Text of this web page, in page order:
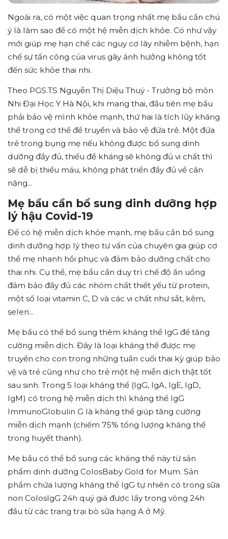
Ngoài ra, có một việc quan trọng nhất mẹ bầu cần chú
ý là làm sao để có một hệ miễn dịch khỏe. Có như vậy
mới giúp mẹ hạn chế các nguy cơ lây nhiễm bệnh, hạn
chế sự tấn công của virus gây ảnh hưởng không tốt
đến sức khỏe thai nhi.
Theo PGS.TS Nguyễn Thị Diệu Thuý - Trưởng bộ môn
Nhi Đại Học Y Hà Nội, khi mang thai, đầu tiên mẹ bầu
phải bảo vệ mình khỏe mạnh, thứ hai là tích lũy kháng
thể trong cơ thể để truyền và bảo vệ đứa trẻ. Một đứa
trẻ trong bụng mẹ nếu không được bổ sung dinh
dưỡng đầy đủ, thiếu đề kháng sẽ không đủ vi chất thì
sẽ dễ bị thiếu máu, không phát triển đầy đủ về cân
nặng...
Mẹ bầu cần bổ sung dinh dưỡng hợp
lý hậu Covid-19
Để có hệ miễn dịch khỏe mạnh, mẹ bầu cần bổ sung
dinh dưỡng hợp lý theo tư vấn của chuyên gia giúp cơ
thể mẹ nhanh hồi phục và đảm bảo dưỡng chất cho
thai nhi. Cụ thể, mẹ bầu cần duy trì chế độ ăn uống
đảm bảo đầy đủ các nhóm chất thiết yếu từ protein,
một số loại vitamin C, D và các vi chất như sắt, kẽm,
selen...
Mẹ bầu có thể bổ sung thêm kháng thể IgG để tăng
cường miễn dịch. Đây là loại kháng thể được mẹ
truyền cho con trong những tuần cuối thai kỳ giúp bảo
vệ và trẻ cũng như cho trẻ một hệ miễn dịch thật tốt
sau sinh. Trong 5 loại kháng thể (IgG, IgA, IgE, IgD,
IgM) có trong hệ miễn dịch thì kháng thể IgG
ImmunoGlobulin G là kháng thể giúp tăng cường
miễn dịch mạnh (chiếm 75% tổng lượng kháng thể
trong huyết thanh).
Mẹ bầu có thể bổ sung các kháng thể này từ sản
phẩm dinh dưỡng ColosBaby Gold for Mum. Sản
phẩm chứa lượng kháng thể IgG tự nhiên có trong sữa
non ColosIgG 24h quý giá được lấy trong vòng 24h
đầu từ các trang trại bò sữa hạng A ở Mỹ.